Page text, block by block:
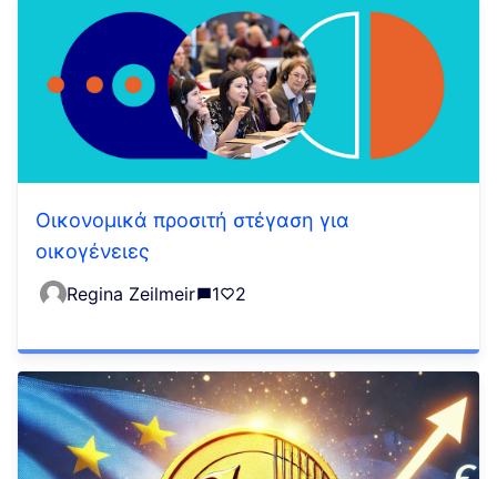
Οικονομικά προσιτή στέγαση για
οικογένειες
Regina Zeilmeir 1 2